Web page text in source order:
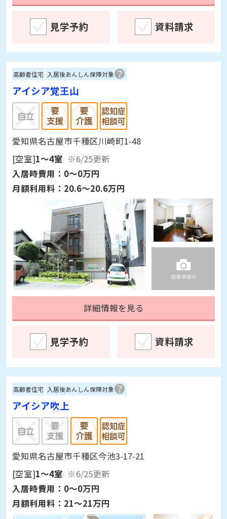
見学予約 資料請求
高齢者住宅 入居後あんしん保障対象
アイシア覚王山
愛知県名古屋市千種区川崎町1-48
[空室]1～4室 ※6/25更新
入居時費用： 0～0万円
月額利用料： 20.6～20.6万円
詳細情報を見る
見学予約 資料請求
高齢者住宅 入居後あんしん保障対象
アイシア吹上
愛知県名古屋市千種区今池3-17-21
[空室]1～4室 ※6/25更新
入居時費用： 0～0万円
月額利用料： 21～21万円